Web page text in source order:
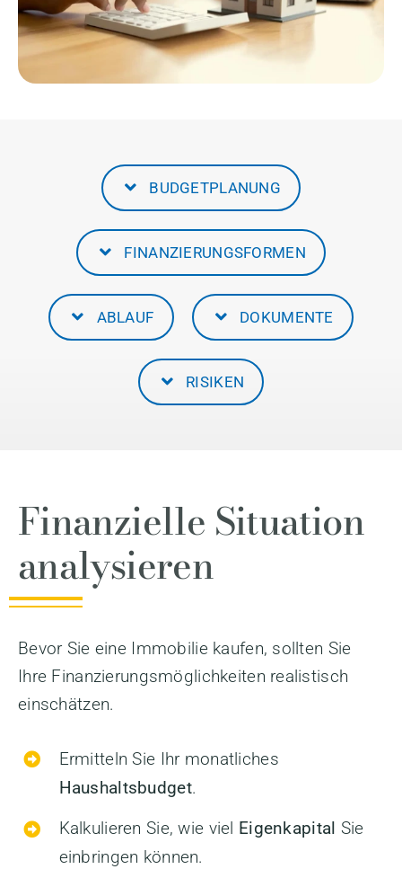
BUDGETPLANUNG
FINANZIERUNGSFORMEN
ABLAUF DOKUMENTE
RISIKEN
Finanzielle Situation
analysieren
Bevor Sie eine Immobilie kaufen, sollten Sie
Ihre Finanzierungsmöglichkeiten realistisch
einschätzen.
Ermitteln Sie Ihr monatliches
Haushaltsbudget.
Kalkulieren Sie, wie viel Eigenkapital Sie
einbringen können.